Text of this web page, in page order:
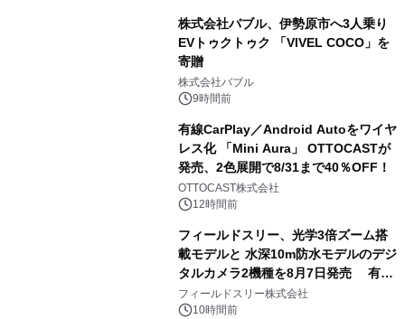
株式会社バブル、伊勢原市へ3人乗り
EVトゥクトゥク 「VIVEL COCO」を
寄贈
株式会社バブル
9時間前
有線CarPlay／Android Autoをワイヤ
レス化 「Mini Aura」 OTTOCASTが
発売、2色展開で8/31まで40％OFF！
OTTOCAST株式会社
12時間前
フィールドスリー、光学3倍ズーム搭
載モデルと 水深10m防水モデルのデジ
タルカメラ2機種を8月7日発売 有効
約1300万画素、用途別に選べるコンデ
ジ新登場
フィールドスリー株式会社
10時間前